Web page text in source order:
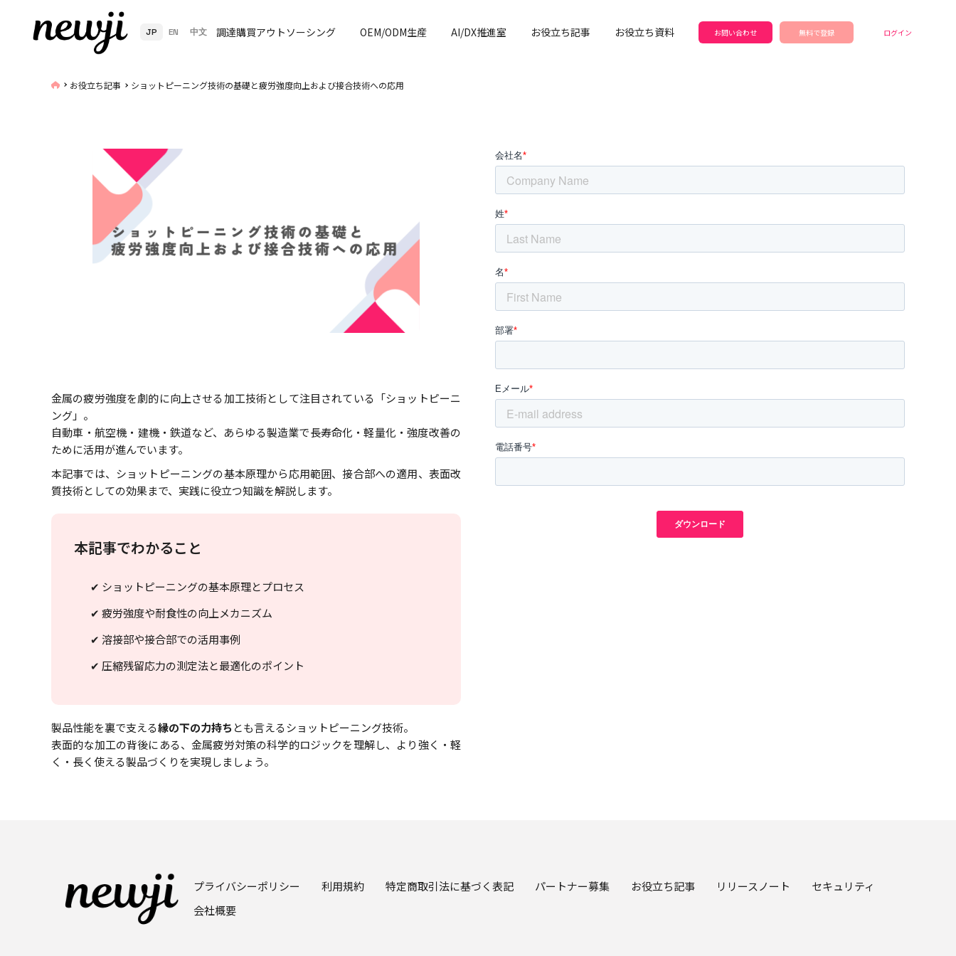
JP EN 中文 調達購買アウトソーシング OEM/ODM生産 AI/DX推進室 お役立ち記事 お役立ち資料 お問い合わせ 無料で登録 ログイン
お役立ち記事 ショットピーニング技術の基礎と疲労強度向上および接合技術への応用
金属の疲労強度を劇的に向上させる加工技術として注目されている「ショットピーニ
ング」。
自動車・航空機・建機・鉄道など、あらゆる製造業で長寿命化・軽量化・強度改善の
ために活用が進んでいます。
本記事では、ショットピーニングの基本原理から応用範囲、接合部への適用、表面改
質技術としての効果まで、実践に役立つ知識を解説します。
本記事でわかること
✔ ショットピーニングの基本原理とプロセス
✔ 疲労強度や耐食性の向上メカニズム
✔ 溶接部や接合部での活用事例
✔ 圧縮残留応力の測定法と最適化のポイント
製品性能を裏で支える縁の下の力持ち とも言えるショットピーニング技術。
表面的な加工の背後にある、金属疲労対策の科学的ロジックを理解し、より強く・軽
く・長く使える製品づくりを実現しましょう。
プライバシーポリシー 利用規約 特定商取引法に基づく表記 パートナー募集 お役立ち記事 リリースノート
セキュリティ
会社概要